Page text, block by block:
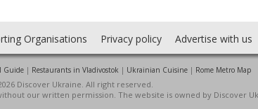
Organisations Privacy policy Advertise with us
Guide| Restaurants in Vladivostok | Ukrainian Cuisine| Rome Metro Map
Discover Ukraine. All right reserved.
our written permission. The website is owned by Discover